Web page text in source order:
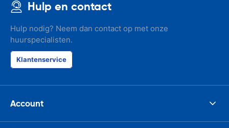
Hulp en contact
Hulp nodig? Neem dan contact op met onze
huurspecialisten.
Klantenservice
Account